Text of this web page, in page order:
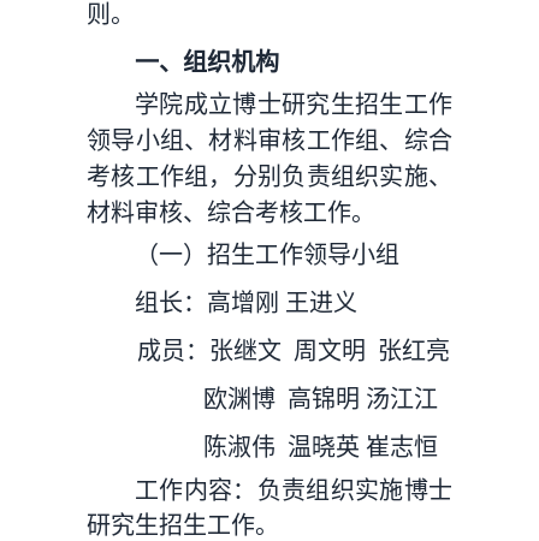
则。
一、组织机构
学院成立博士研究生招生工作
领导小组、材料审核工作组、综合
考核工作组，分别负责组织实施、
材料审核、综合考核工作。
（一）招生工作领导小组
组长：高增刚 王进义
成员：张继文 周文明 张红亮
欧渊博 高锦明 汤江江
陈淑伟 温晓英 崔志恒
工作内容：负责组织实施博士
研究生招生工作。